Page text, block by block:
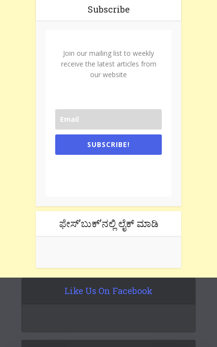
Subscribe
Join our mailing list to weekly
receive the latest articles from
our website
SUBSCRIBE!
ಫೇಸ್’ಬುಕ್’ನಲ್ಲಿ ಲೈಕ್ ಮಾಡಿ
Like Us On Facebook